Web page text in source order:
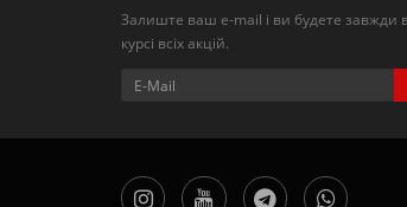
Залиште ваш e-mail і ви будете завжди
курсі всіх акцій.